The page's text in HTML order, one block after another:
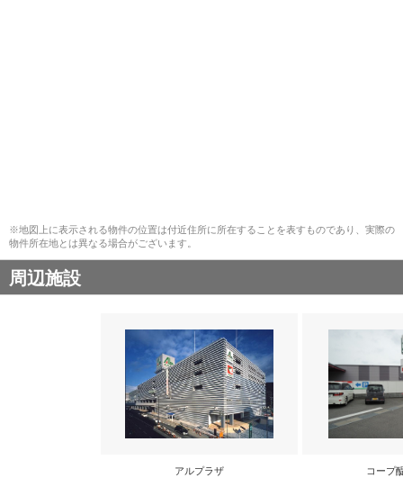
※地図上に表示される物件の位置は付近住所に所在することを表すものであり、実際の
物件所在地とは異なる場合がございます。
周辺施設
アルプラザ コープ